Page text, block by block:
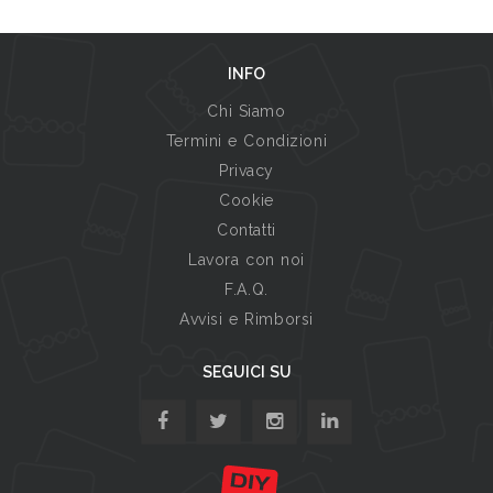
INFO
Chi Siamo
Termini e Condizioni
Privacy
Cookie
Contatti
Lavora con noi
F.A.Q.
Avvisi e Rimborsi
SEGUICI SU